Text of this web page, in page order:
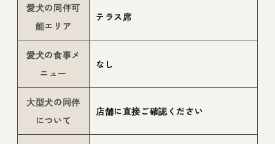
愛犬の同伴可
能エリア
テラス席
愛犬の食事メ
ニュー
なし
大型犬の同伴
について
店舗に直接ご確認ください